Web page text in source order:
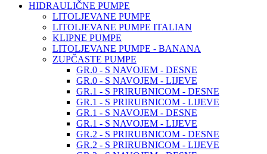
HIDRAULIČNE PUMPE
LITOLJEVANE PUMPE
LITOLJEVANE PUMPE ITALIAN
KLIPNE PUMPE
LITOLJEVANE PUMPE - BANANA
ZUPČASTE PUMPE
GR.0 - S NAVOJEM - DESNE
GR.0 - S NAVOJEM - LIJEVE
GR.1 - S PRIRUBNICOM - DESNE
GR.1 - S PRIRUBNICOM - LIJEVE
GR.1 - S NAVOJEM - DESNE
GR.1 - S NAVOJEM - LIJEVE
GR.2 - S PRIRUBNICOM - DESNE
GR.2 - S PRIRUBNICOM - LIJEVE